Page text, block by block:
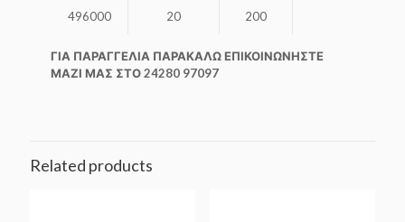
496000 20 200
ΓΙΑ ΠΑΡΑΓΓΕΛΙΑ ΠΑΡΑΚΑΛΩ ΕΠΙΚΟΙΝΩΝΗΣΤΕ
ΜΑΖΙ ΜΑΣ ΣΤΟ 24280 97097
Related products